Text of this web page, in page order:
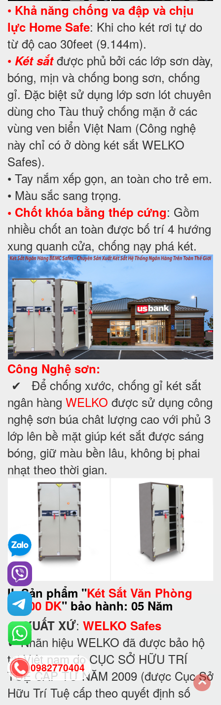
• Khả năng chống va đập và chịu
lực Home Safe: Khi cho két rơi tự do
từ độ cao 30feet (9.144m).
• Két sắt được phủ bởi các lớp sơn dày,
bóng, mịn và chống bong sơn, chống
gỉ. Đặc biệt sử dụng lớp sơn lót chuyên
dùng cho Tàu thuỷ chống mặn ở các
vùng ven biển Việt Nam (Công nghệ
này chỉ có ở dòng két sắt WELKO
Safes).
• Tay nắm xếp gọn, an toàn cho trẻ em.
• Màu sắc sang trọng.
• Chốt khóa bằng thép cứng: Gồm
nhiều chốt an toàn được bố trí 4 hướng
xung quanh cửa, chống nạy phá két.
Công Nghệ sơn:
✔ Để chống xước, chống gỉ két sắt
ngân hàng WELKO được sử dụng công
nghệ sơn búa chât lượng cao với phủ 3
lớp lên bề mặt giúp két sắt được sáng
bóng, giữ màu bền lâu, không bị phai
nhạt theo thời gian.
II. Sản phẩm "Két Sắt Văn Phòng
K1800 DK" bảo hành: 05 Năm
✔XUẤT XỨ: WELKO Safes
✔ Nhãn hiệu WELKO đã được bảo hộ
tại Việt nam do CỤC SỞ HỮU TRÍ
TUỆ CẤP TỪ NĂM 2009 (được Cục Sở
Hữu Trí Tuệ cấp theo quyết định số
0982770404